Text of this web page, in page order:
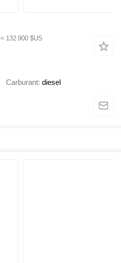
≈ 132 900 $US
Carburant diesel